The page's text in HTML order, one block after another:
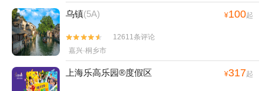
乌镇(5A) ¥100起


12611条评论
嘉兴·桐乡市
上海乐高乐园®度假区 ¥317起